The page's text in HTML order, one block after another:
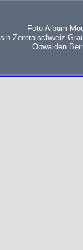
Foto Album
Zentralschweiz
Obwalden